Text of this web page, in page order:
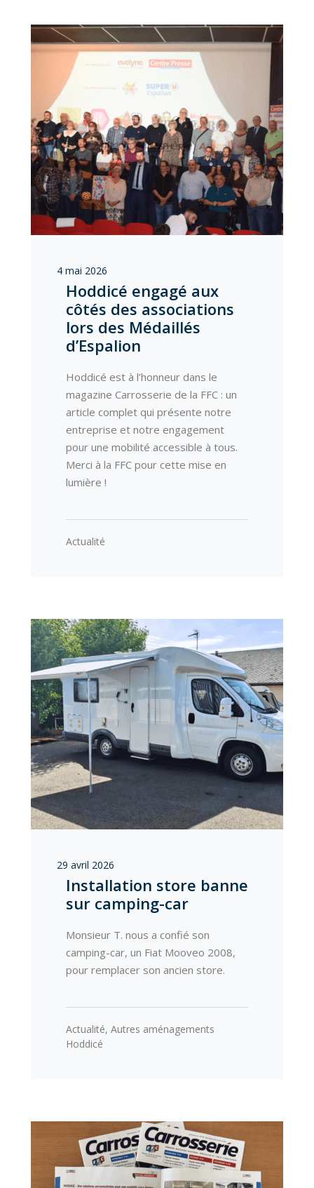
4 mai 2026
Hoddicé engagé aux
côtés des associations
lors des Médaillés
d’Espalion
Hoddicé est à l’honneur dans le
magazine Carrosserie de la FFC : un
article complet qui présente notre
entreprise et notre engagement
pour une mobilité accessible à tous.
Merci à la FFC pour cette mise en
lumière !
Actualité
29 avril 2026
Installation store banne
sur camping-car
Monsieur T. nous a confié son
camping-car, un Fiat Mooveo 2008,
pour remplacer son ancien store.
Actualité, Autres aménagements
Hoddicé